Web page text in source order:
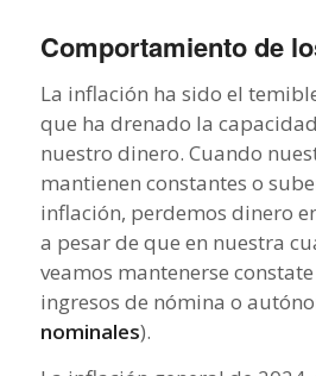
Comportamiento de
La inflación ha sido el
que ha drenado la
nuestro dinero. Cuando
mantienen constantes o
inflación, perdemos dinero
a pesar de que en nuestra
veamos mantenerse
ingresos de nómina o
nominales).